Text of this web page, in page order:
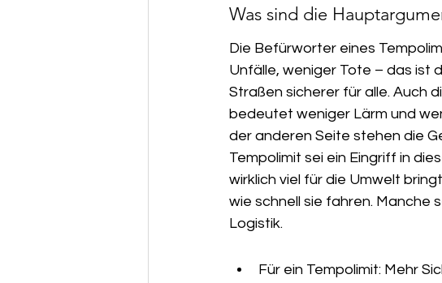
Was sind die
Die Befürworter eines
Unfälle, weniger Tote – das ist
Straßen sicherer für alle. Auch
bedeutet weniger Lärm und
der anderen Seite stehen die
Tempolimit sei ein Eingriff in
wirklich viel für die Umwelt
wie schnell sie fahren. Manche
Logistik.
Für ein Tempolimit: Mehr